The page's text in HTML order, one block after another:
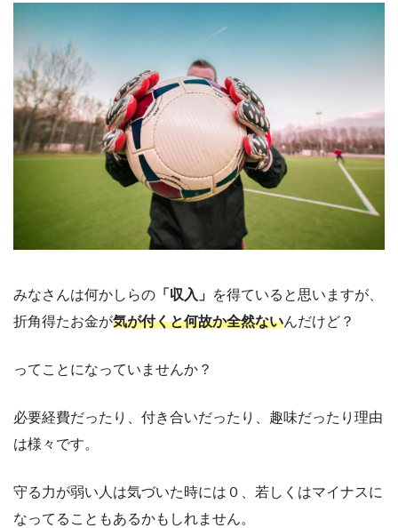
みなさんは何かしらの 「収入」 を得ていると思いますが、
折角得たお金が気が付くと何故か全然ないんだけど？
ってことになっていませんか？
必要経費だったり、付き合いだったり、趣味だったり理由
は様々です。
守る力が弱い人は気づいた時には０、若しくはマイナスに
なってることもあるかもしれません。